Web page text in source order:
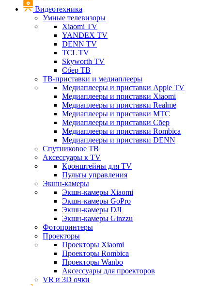
Видеотехника
Умные телевизоры
Xiaomi TV
YANDEX TV
DENN TV
TCL TV
Skyworth TV
Сбер ТВ
ТВ-приставки и медиаплееры
Медиаплееры и приставки Apple TV
Медиаплееры и приставки Xiaomi
Медиаплееры и приставки Realme
Медиаплееры и приставки МТС
Медиаплееры и приставки Сбер
Медиаплееры и приставки Rombica
Медиаплееры и приставки DENN
Спутниковое ТВ
Аксессуары к TV
Кронштейны для TV
Пульты управления
Экшн-камеры
Экшн-камеры Xiaomi
Экшн-камеры GoPro
Экшн-камеры DJI
Экшн-камеры Ginzzu
Фотопринтеры
Проекторы
Проекторы Xiaomi
Проекторы Rombica
Проекторы Wanbo
Аксессуары для проекторов
VR и 3D очки